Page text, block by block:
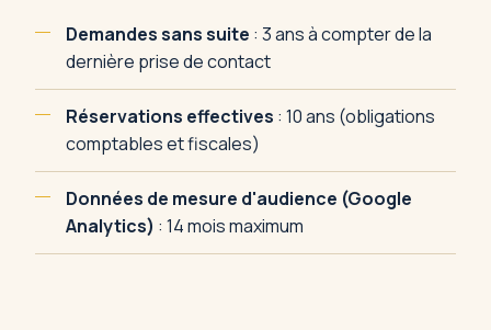
Demandes sans suite : 3 ans à compter de la
dernière prise de contact
Réservations effectives : 10 ans (obligations
comptables et fiscales)
Données de mesure d'audience (Google
Analytics) : 14 mois maximum